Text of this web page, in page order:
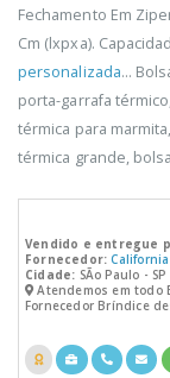
Fechamento Em
Cm (lxpxa).
personalizada...
porta-garrafa
térmica para
térmica grande,
Vendido e entregue
Fornecedor:
Cidade: SÃo Paulo - SP
Atendemos em todo
Fornecedor Bríndice